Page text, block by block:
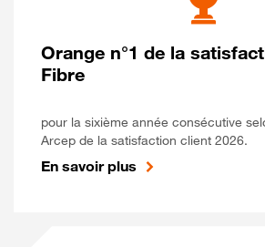
Orange n°1 de la
Fibre
pour la sixième année consécutive
Arcep de la satisfaction client 2026.
En savoir plus